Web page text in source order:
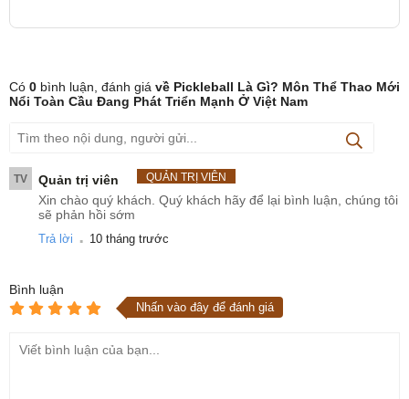
Có 0 bình luận, đánh giá về Pickleball Là Gì? Môn Thể Thao Mới
Nổi Toàn Cầu Đang Phát Triển Mạnh Ở Việt Nam
TV Quản trị viên QUẢN TRỊ VIÊN
Xin chào quý khách. Quý khách hãy để lại bình luận, chúng tôi
sẽ phản hồi sớm
Trả lời . 10 tháng trước
Bình luận
Nhấn vào đây để đánh giá